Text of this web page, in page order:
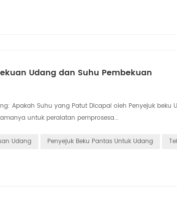
Udang dan Suhu Pembekuan
Apakah Suhu yang Patut Dicapai oleh Penyejuk
untuk peralatan pemprosesa...
Udang Penyejuk Beku Pantas Untuk Udang